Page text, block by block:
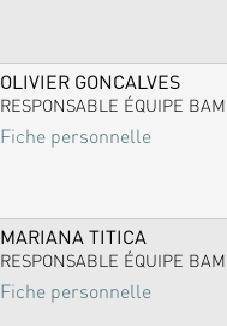
OLIVIER GONCALVES
RESPONSABLE ÉQUIPE BAM
Fiche personnelle
MARIANA TITICA
RESPONSABLE ÉQUIPE BAM
Fiche personnelle